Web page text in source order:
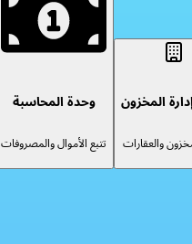
المخزون
والعقارات
وحدة المحاسبة
تتبع الأموال والمصروفات